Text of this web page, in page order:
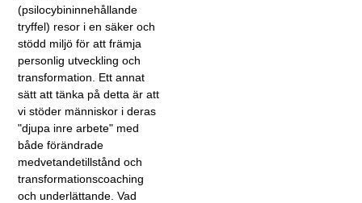
(psilocybininnehållande
tryffel) resor i en säker och
stödd miljö för att främja
personlig utveckling och
transformation. Ett annat
sätt att tänka på detta är att
vi stöder människor i deras
"djupa inre arbete" med
både förändrade
medvetandetillstånd och
transformationscoaching
och underlättande. Vad